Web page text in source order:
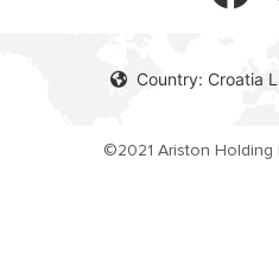
Country: Croatia
Termoregulacija
©2021 Ariston Holding